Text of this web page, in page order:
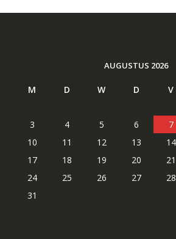
AUGUSTUS 2026
M D W D V
3
4 5 6 7
10
11 12 13 14
17
18 19 20 21
24
25 26 27 28
31